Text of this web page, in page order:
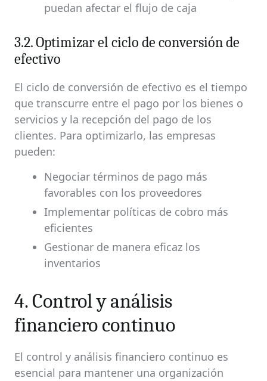
puedan afectar el flujo de caja
3.2. Optimizar el ciclo de conversión de
efectivo
El ciclo de conversión de efectivo es el tiempo
que transcurre entre el pago por los bienes o
servicios y la recepción del pago de los
clientes. Para optimizarlo, las empresas
pueden:
Negociar términos de pago más
favorables con los proveedores
Implementar políticas de cobro más
eficientes
Gestionar de manera eficaz los
inventarios
4. Control y análisis
financiero continuo
El control y análisis financiero continuo es
esencial para mantener una organización